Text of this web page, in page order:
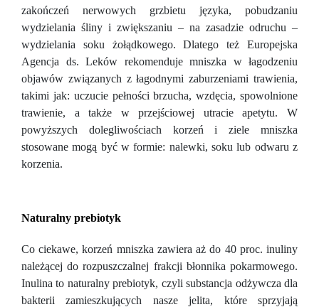
zakończeń nerwowych grzbietu języka, pobudzaniu
wydzielania śliny i zwiększaniu – na zasadzie odruchu –
wydzielania soku żołądkowego. Dlatego też Europejska
Agencja ds. Leków rekomenduje mniszka w łagodzeniu
objawów związanych z łagodnymi zaburzeniami trawienia,
takimi jak: uczucie pełności brzucha, wzdęcia, spowolnione
trawienie, a także w przejściowej utracie apetytu. W
powyższych dolegliwościach korzeń i ziele mniszka
stosowane mogą być w formie: nalewki, soku lub odwaru z
korzenia.
Naturalny prebiotyk
Co ciekawe, korzeń mniszka zawiera aż do 40 proc. inuliny
należącej do rozpuszczalnej frakcji błonnika pokarmowego.
Inulina to naturalny prebiotyk, czyli substancja odżywcza dla
bakterii zamieszkujących nasze jelita, które sprzyjają